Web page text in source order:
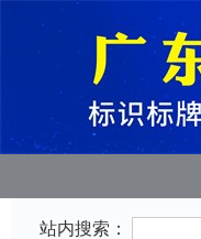
站内搜索：